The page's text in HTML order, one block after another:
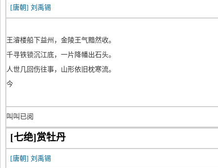
[唐朝] 刘禹锡
王濬楼船下益州，金陵王气黯然收。
千寻铁锁沉江底，一片降幡出石头。
人世几回伤往事，山形依旧枕寒流。
今
叫叫已阅
[七绝]赏牡丹
[唐朝] 刘禹锡